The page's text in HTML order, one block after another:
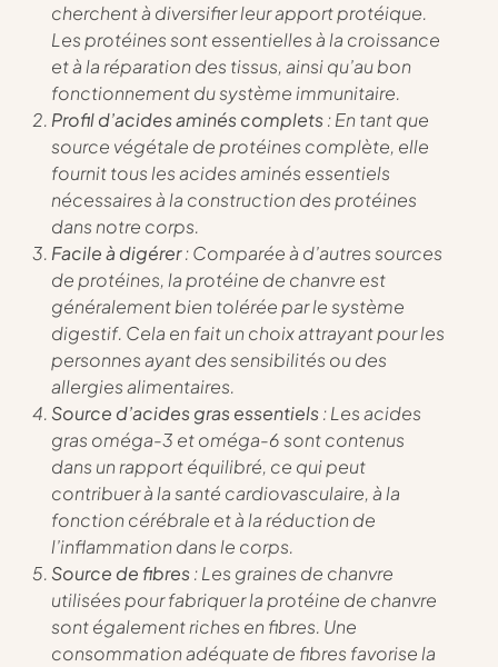
cherchent à diversifier leur apport protéique.
Les protéines sont essentielles à la croissance
et à la réparation des tissus, ainsi qu’au bon
fonctionnement du système immunitaire.
Profil d’acides aminés complets: En tant que
source végétale de protéines complète, elle
fournit tous les acides aminés essentiels
nécessaires à la construction des protéines
dans notre corps.
Facile à digérer: Comparée à d’autres sources
de protéines, la protéine de chanvre est
généralement bien tolérée par le système
digestif. Cela en fait un choix attrayant pour les
personnes ayant des sensibilités ou des
allergies alimentaires.
Source d’acides gras essentiels: Les acides
gras oméga-3 et oméga-6 sont contenus
dans un rapport équilibré, ce qui peut
contribuer à la santé cardiovasculaire, à la
fonction cérébrale et à la réduction de
l’inflammation dans le corps.
Source de fibres: Les graines de chanvre
utilisées pour fabriquer la protéine de chanvre
sont également riches en fibres. Une
consommation adéquate de fibres favorise la